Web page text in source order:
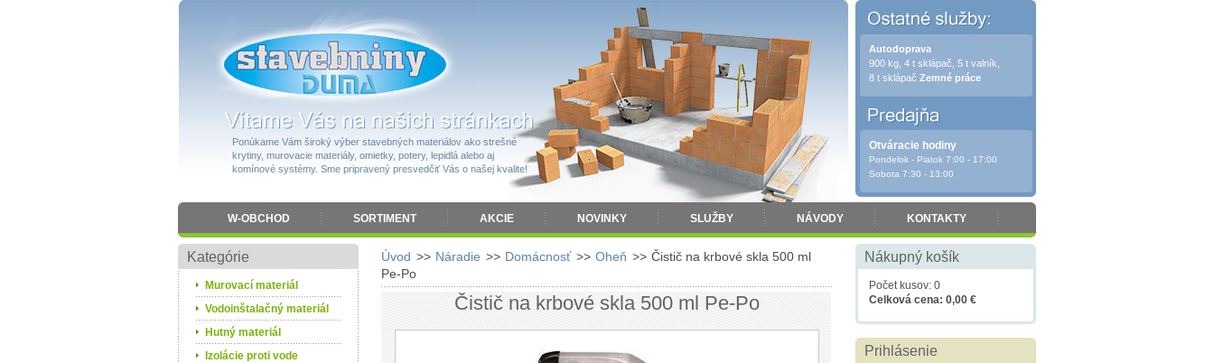
Ponúkame Vám široký výber stavebných materiálov ako strešné
krytiny, murovacie materiály, omietky, potery, lepidlá alebo aj
komínové systémy. Sme pripravený presvedčiť Vás o našej kvalite!
W-OBCHOD SORTIMENT AKCIE NOVINKY SLUŽBY NÁVODY KONTAKTY
Autodoprava
900 kg, 4 t sklápač, 5 t valník,
8 t sklápač Zemné práce
Otváracie hodiny
Pondelok - Piatok 7:00 - 17:00
Sobota 7:30 - 13:00
Úvod >> Náradie >> Domácnosť >> Oheň >> Čistič na krbové skla 500 ml
Pe-Po
Čistič na krbové skla 500 ml Pe-Po
Kategórie
Murovací materiál
Vodoinštalačný materiál
Hutný materiál
Izolácie proti vode
Nákupný košík
Počet kusov: 0
Celková cena: 0,00 €
Prihlásenie